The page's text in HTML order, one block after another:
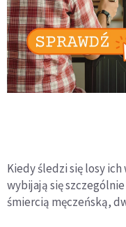
Kiedy śledzi się losy
wybijają się
śmiercią męczeńską,